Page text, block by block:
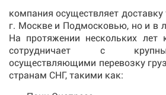
компания осуществляет
г. Москве и Подмосковью, но и в
На протяжении нескольких лет
сотрудничает с
осуществляющими перевозку
странам СНГ, такими как: